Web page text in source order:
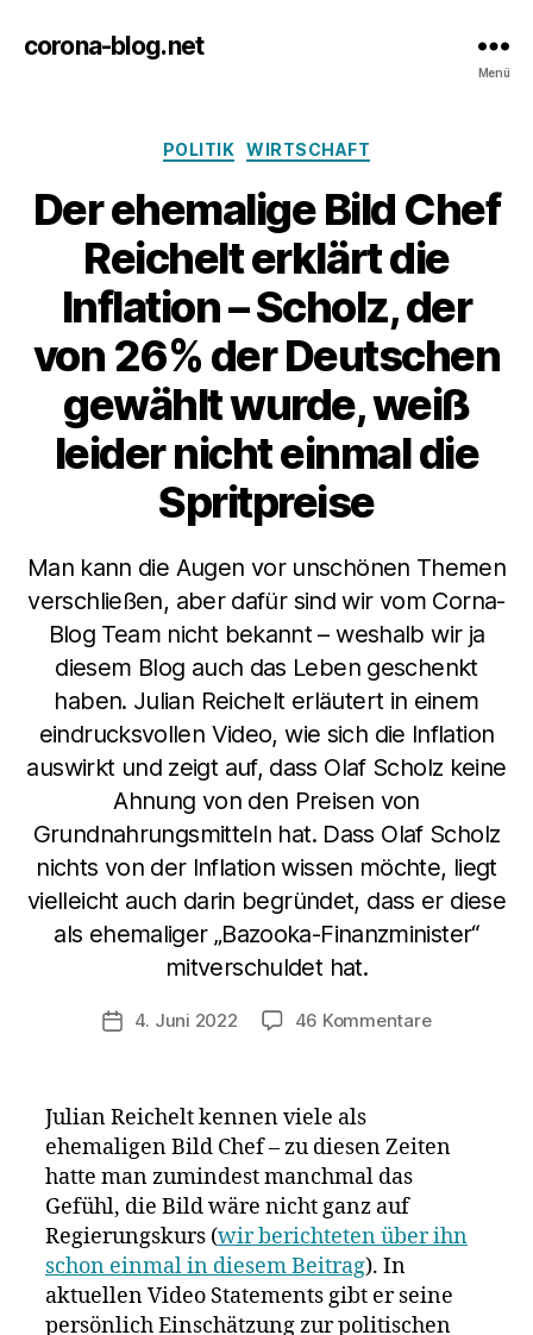
corona-blog.net
Menü
Kategorien
POLITIK WIRTSCHAFT
Der ehemalige Bild Chef
Reichelt erklärt die
Inflation – Scholz, der
von 26% der Deutschen
gewählt wurde, weiß
leider nicht einmal die
Spritpreise
Man kann die Augen vor unschönen Themen
verschließen, aber dafür sind wir vom Corna-
Blog Team nicht bekannt – weshalb wir ja
diesem Blog auch das Leben geschenkt
haben. Julian Reichelt erläutert in einem
eindrucksvollen Video, wie sich die Inflation
auswirkt und zeigt auf, dass Olaf Scholz keine
Ahnung von den Preisen von
Grundnahrungsmitteln hat. Dass Olaf Scholz
nichts von der Inflation wissen möchte, liegt
vielleicht auch darin begründet, dass er diese
als ehemaliger „Bazooka-Finanzminister“
mitverschuldet hat.
Veröffentlichungsdatum
4. Juni 2022 46 Kommentarezu
Reichelt
Inflation
der
Julian Reichelt kennen viele als
ehemaligen Bild Chef – zu diesen Zeiten
hatte man zumindest manchmal das
Gefühl, die Bild wäre nicht ganz auf
Regierungskurs (wir berichteten über ihn
schon einmal in diesem Beitrag). In
aktuellen Video Statements gibt er seine
persönlich Einschätzung zur politischen